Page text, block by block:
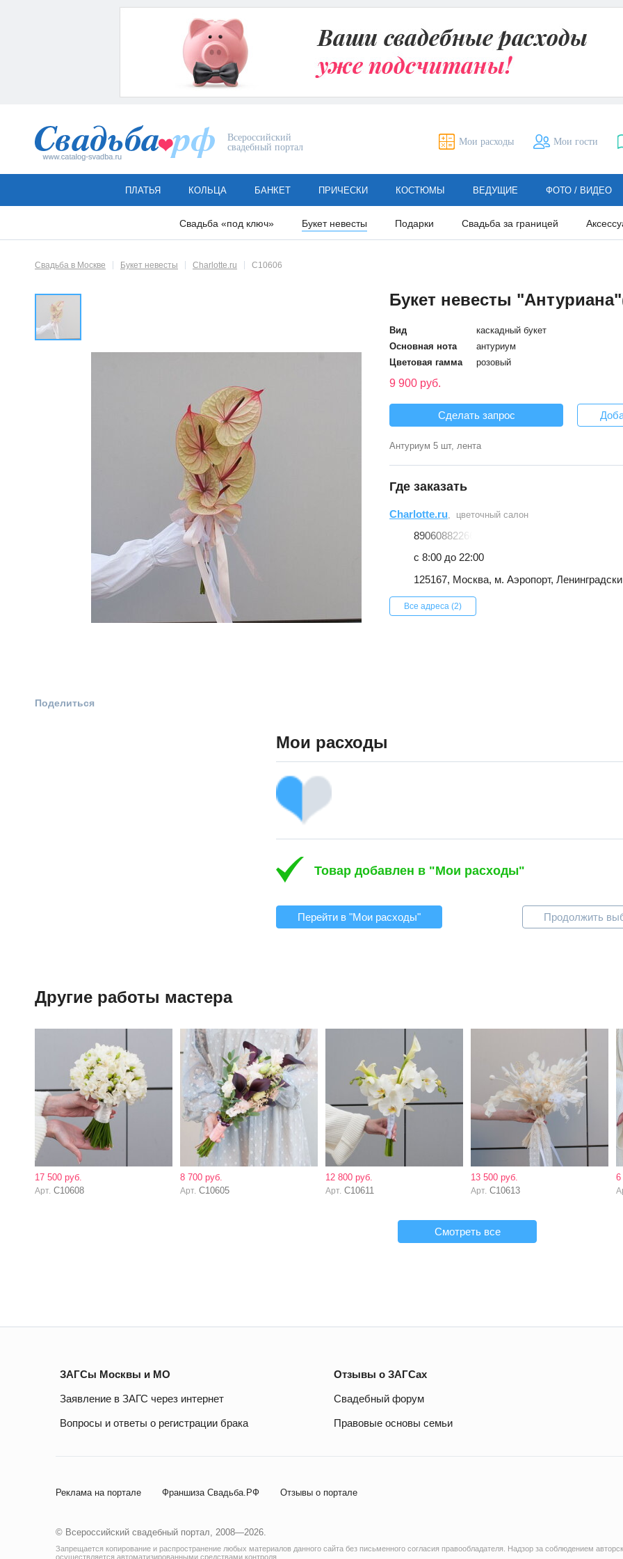
Всероссийский
свадебный портал
Мои расходы Мои гости
ПЛАТЬЯ КОЛЬЦА БАНКЕТ ПРИЧЕСКИ КОСТЮМЫ ВЕДУЩИЕ ФОТО / ВИДЕО
Свадьба «под ключ» Букет невесты Подарки Свадьба за границей
Свадьба в Москве Букет невесты Charlotte.ru C10606
Поделиться
Букет невесты
Вид
каскадный букет
Основная нота
антуриум
Цветовая гамма
розовый
9 900 руб.
Сделать запрос
Антуриум 5 шт, лента
Где заказать
Charlotte.ru, цветочный салон
89060882266
с 8:00 до 22:00
125167, Москва, м. Аэропорт,
Все адреса (2)
Мои расходы
Товар добавлен в "Мои расходы"
Перейти в "Мои расходы" Продолжить
Другие работы мастера
17 500 руб.
Арт. C10608
8 700 руб.
Арт. C10605
12 800 руб.
Арт. C10611
13 500 руб.
Арт. C10613
6
Смотреть все
ЗАГСы Москвы и МО
Заявление в ЗАГС через интернет
Вопросы и ответы о регистрации брака
Отзывы о ЗАГСах
Свадебный форум
Правовые основы семьи
Реклама на портале Франшиза Свадьба.РФ Отзывы о портале
© Всероссийский свадебный портал, 2008—2026.
Запрещается копирование и распространение любых материалов данного сайта без письменного согласия правообладателя. Надзор за соблюдением
осуществляется автоматизированными средствами контроля.